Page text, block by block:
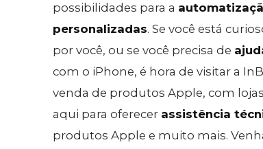
possibilidades para a
personalizadas. Se você está
por você, ou se você precisa de
com o iPhone, é hora de visitar a
venda de produtos Apple, com
aqui para oferecer assistência
produtos Apple e muito mais.